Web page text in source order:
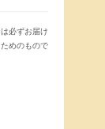
必ずお届け
めのもので